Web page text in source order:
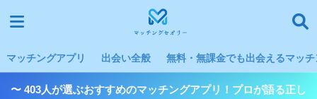
マッチングアプリ 出会い全般 無料・無課金でも出会えるマッ
〜 403人が選ぶおすすめのマッチングアプリ！プロが語る正し